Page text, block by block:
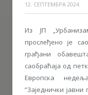
12. СЕПТЕМБРА 2024.
Из ЈП
прослеђено је
грађани
саобраћаја од
Европска
”Заједнички